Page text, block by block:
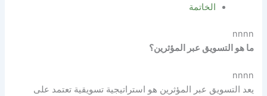
الخاتمة
nnnn
ما هو التسويق عبر المؤثرين؟
nnnn
يعد التسويق عبر المؤثرين هو استراتيجية تسويقية تعتمد على